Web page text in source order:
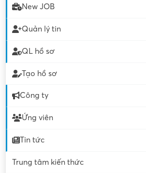
New JOB
Quản lý tin
QL hồ sơ
Tạo hồ sơ
Công ty
Ứng viên
Tin tức
Trung tâm kiến thức